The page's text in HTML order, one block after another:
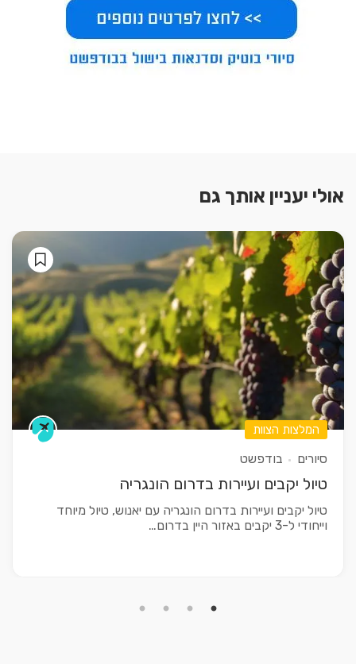
אולי יעניין אותך גם
המלצות הצוות
סיורים בודפשט
טיול יקבים ועיירות בדרום הונגריה
טיול יקבים ועיירות בדרום הונגריה עם יאנוש, טיול מיוחד
וייחודי ל-3 יקבים באזור היין בדרום…